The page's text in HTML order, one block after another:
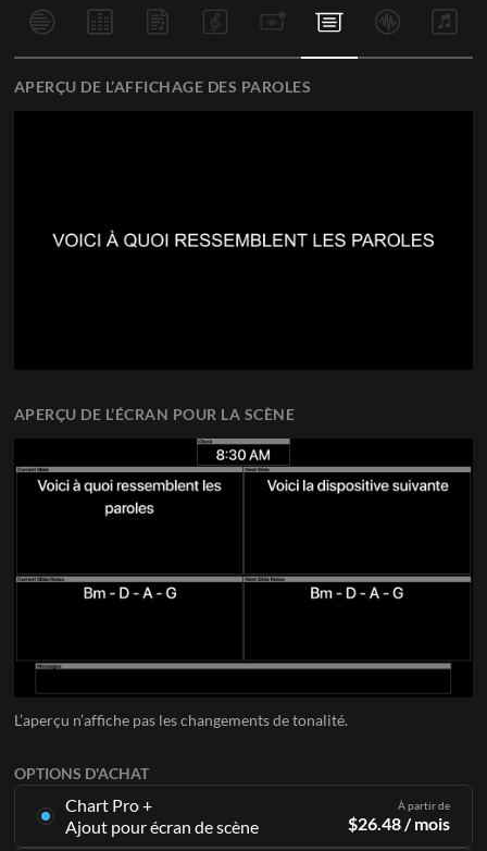
OPTIONS D'ACHAT
Chart Pro +
Ajout pour écran de scène
À partir de
$26.48/ mois
APERÇU DE L’AFFICHAGE DES PAROLES
APERÇU DE L’ÉCRAN POUR LA SCÈNE
L’aperçu n’affiche pas les changements de tonalité.